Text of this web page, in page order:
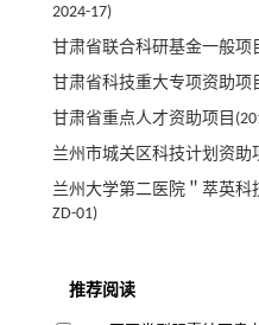
2024-17)
甘肃省联合科研基金一般项
甘肃省科技重大专项资助项
甘肃省重点人才资助项目
兰州市城关区科技计划资助
兰州大学第二医院＂萃英科
ZD-01)